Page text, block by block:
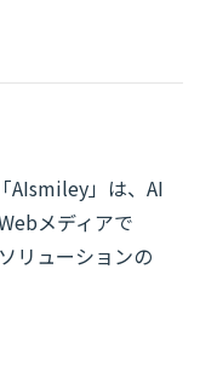
AIsmiley」は、AI
メディアで
リューションの